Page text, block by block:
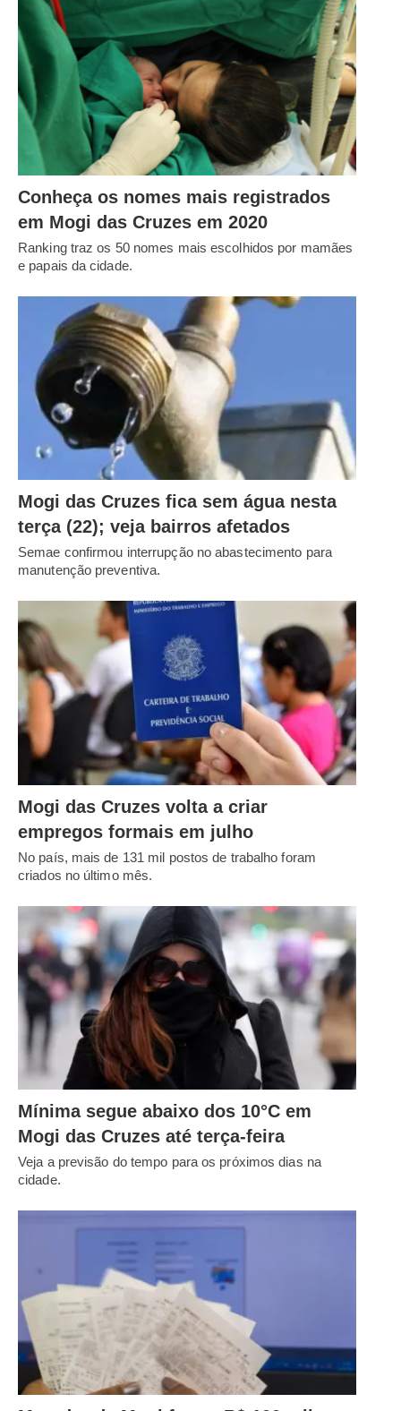
Conheça os nomes mais registrados
em Mogi das Cruzes em 2020
Ranking traz os 50 nomes mais escolhidos por mamães
e papais da cidade.
Mogi das Cruzes fica sem água nesta
terça (22); veja bairros afetados
Semae confirmou interrupção no abastecimento para
manutenção preventiva.
Mogi das Cruzes volta a criar
empregos formais em julho
No país, mais de 131 mil postos de trabalho foram
criados no último mês.
Mínima segue abaixo dos 10°C em
Mogi das Cruzes até terça-feira
Veja a previsão do tempo para os próximos dias na
cidade.